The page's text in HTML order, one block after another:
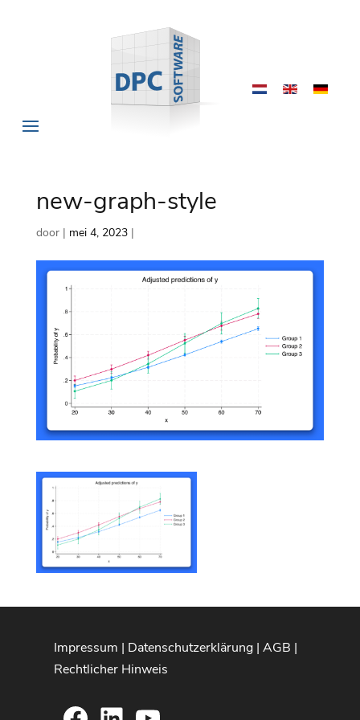
new-graph-style
door | mei 4, 2023|
Impressum | Datenschutzerklärung |AGB |
Rechtlicher Hinweis